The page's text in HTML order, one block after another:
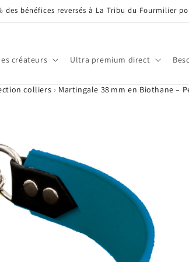
des bénéfices reversés à La Tribu du Fourmilier
créateurs Ultra premium direct
colliers › Martingale 38 mm en Biothane –